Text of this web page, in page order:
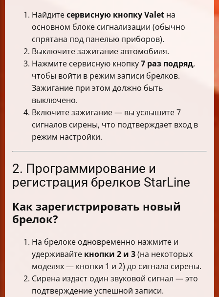
Найдитесервисную кнопку Valet на
основном блоке сигнализации (обычно
спрятана под панелью приборов).
Выключите зажигание автомобиля.
Нажмите сервисную кнопку7 раз подряд,
чтобы войти в режим записи брелков.
Зажигание при этом должно быть
выключено.
Включите зажигание — вы услышите 7
сигналов сирены, что подтверждает вход в
режим настройки.
2. Программирование и
регистрация брелков StarLine
Как зарегистрировать новый
брелок?
На брелоке одновременно нажмите и
удерживайте кнопки 2 и 3(на некоторых
моделях — кнопки 1 и 2) до сигнала сирены.
Сирена издаст один звуковой сигнал — это
подтверждение успешной записи.